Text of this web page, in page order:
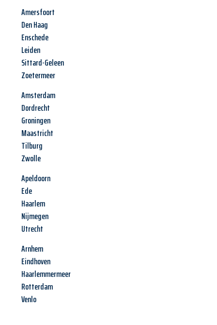
Amersfoort
Den Haag
Enschede
Leiden
Sittard-Geleen
Zoetermeer
Amsterdam
Dordrecht
Groningen
Maastricht
Tilburg
Zwolle
Apeldoorn
Ede
Haarlem
Nijmegen
Utrecht
Arnhem
Eindhoven
Haarlemmermeer
Rotterdam
Venlo